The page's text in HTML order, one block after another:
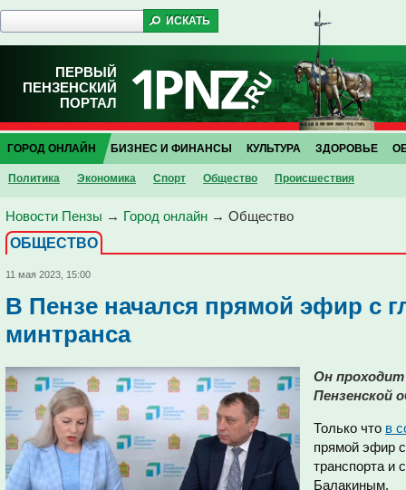
ПЕРВЫЙ
ПЕНЗЕНСКИЙ
ПОРТАЛ
ГОРОД ОНЛАЙН
Политика Экономика Спорт Общество Проиcшествия
БИЗНЕС И ФИНАНСЫ КУЛЬТУРА ЗДОРОВЬЕ
Новости Пензы → Город онлайн → Общество
ОБЩЕСТВО
11 мая 2023, 15:00
В Пензе начался прямой эфир с
минтранса
Он проходит
Пензенской
Только что в
прямой эфир
транспорта и
Балакиным.